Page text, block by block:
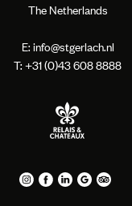
The Netherlands
E: info@stgerlach.nl
T: +31 (0)43 608 8888